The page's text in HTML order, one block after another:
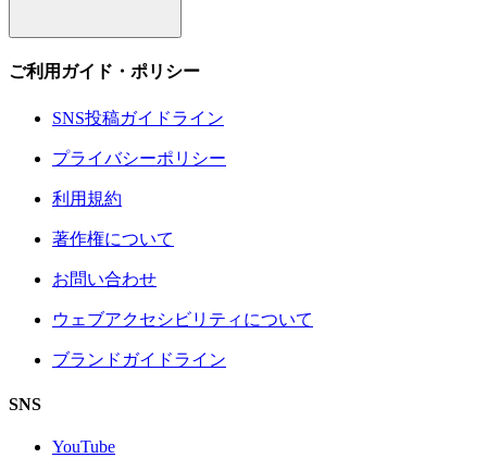
ご利用ガイド・ポリシー
SNS投稿ガイドライン
プライバシーポリシー
利用規約
著作権について
お問い合わせ
ウェブアクセシビリティについて
ブランドガイドライン
SNS
YouTube